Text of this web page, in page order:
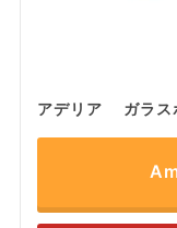
アデリア ガラ